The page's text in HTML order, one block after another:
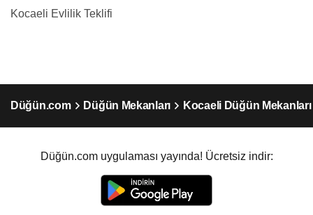
Kocaeli Evlilik Teklifi
Düğün.com Düğün Mekanları Kocaeli Düğün Mekanları
Düğün.com uygulaması yayında! Ücretsiz indir: